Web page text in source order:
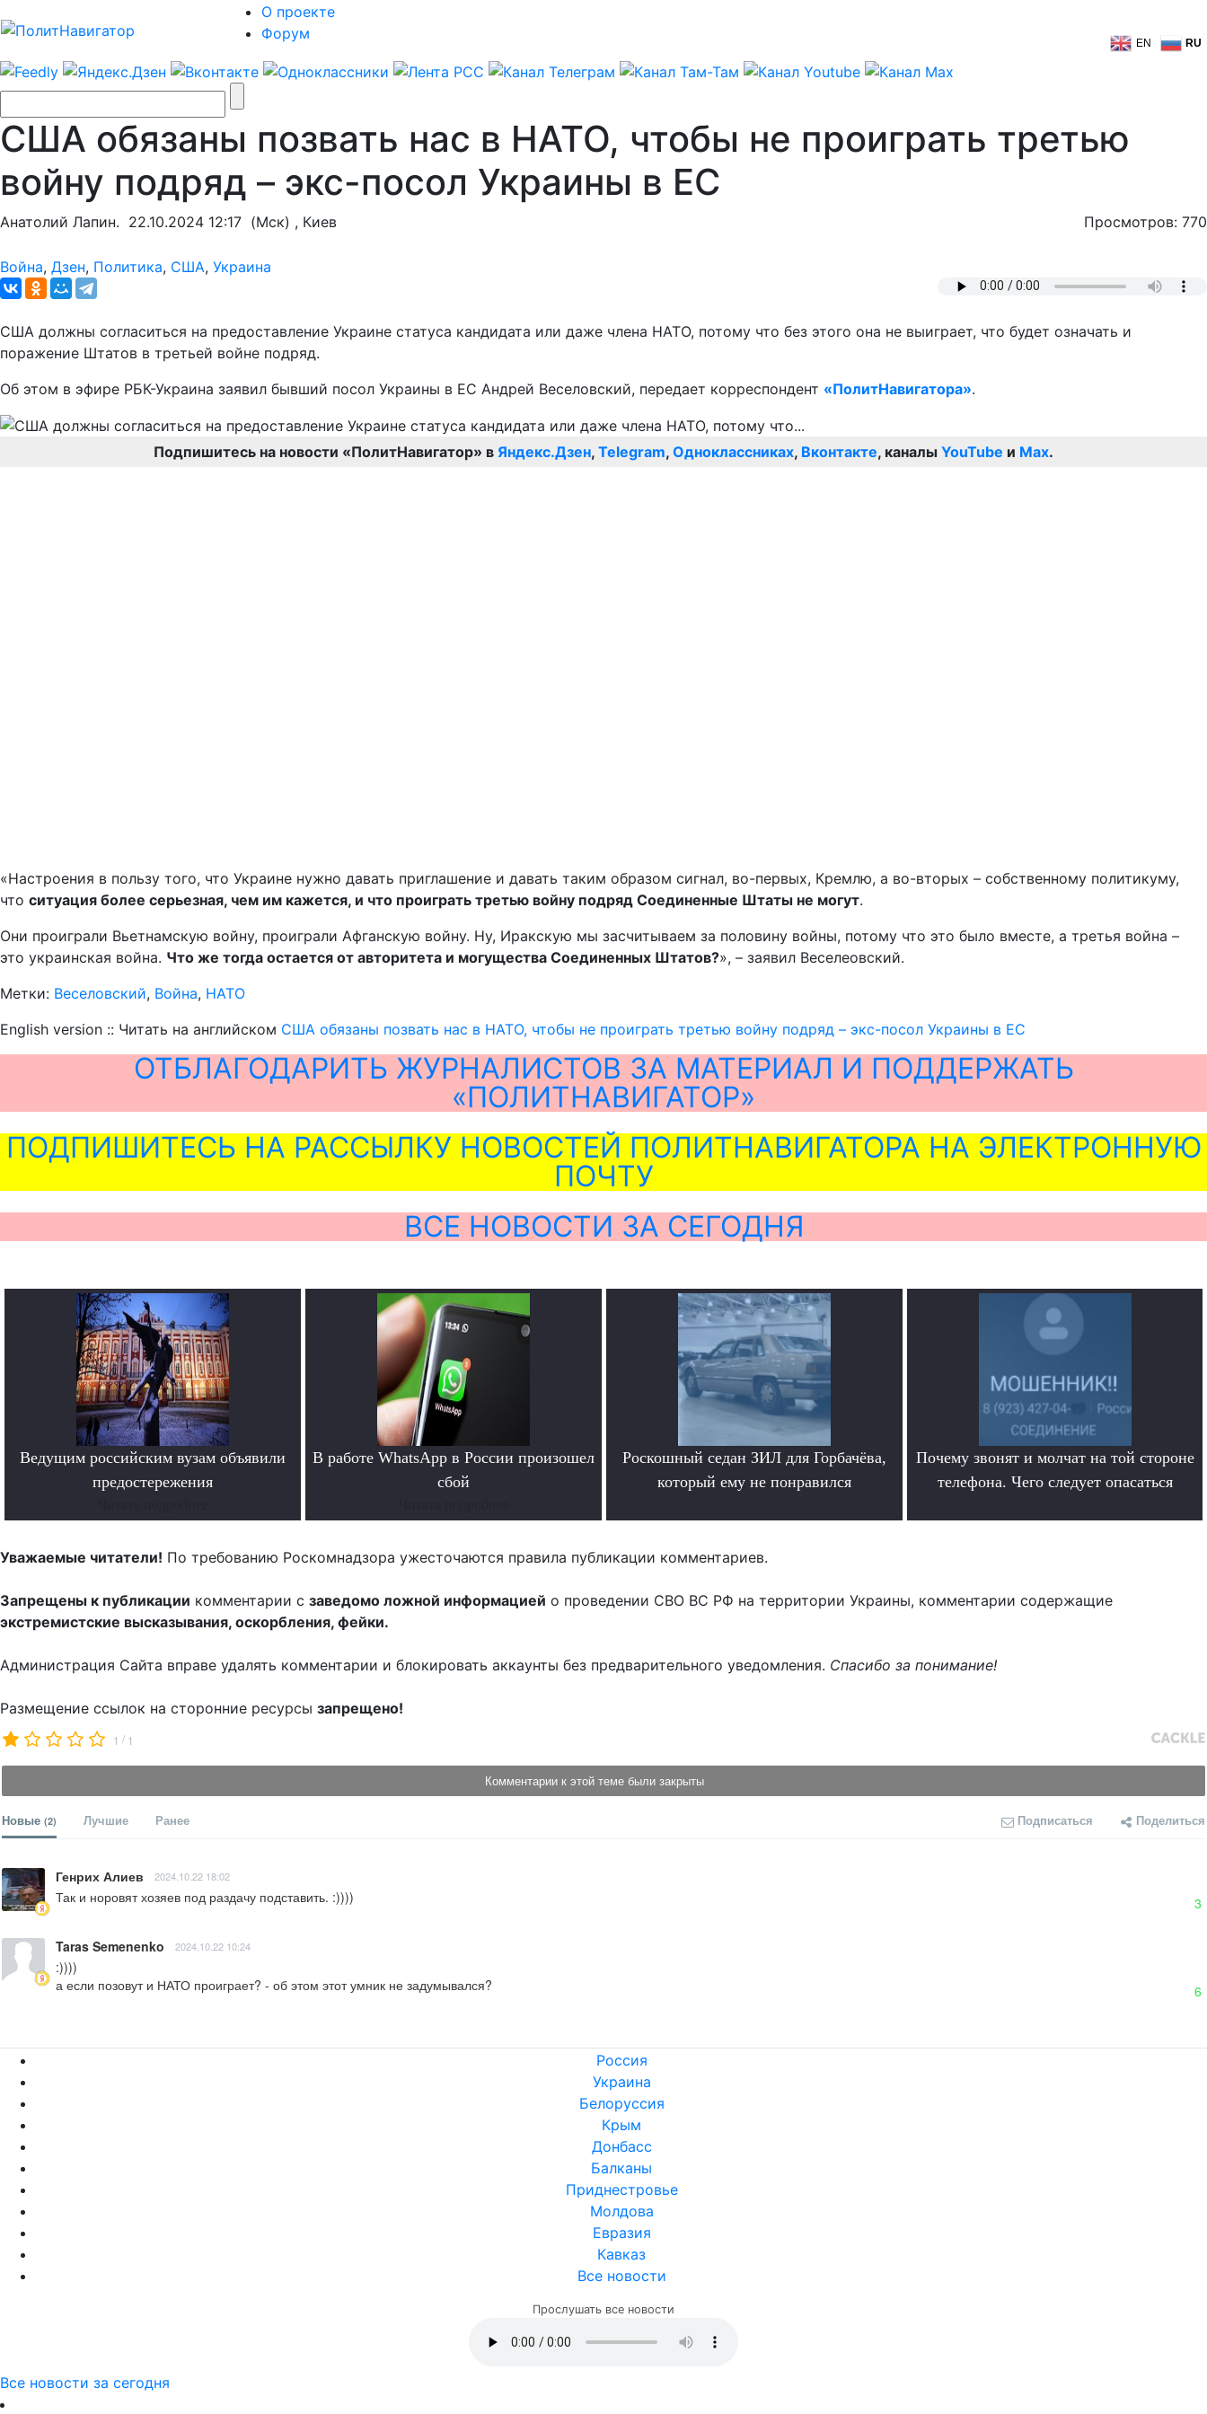
О проекте
Форум
EN RU
США обязаны позвать нас в НАТО, чтобы не проиграть третью
войну подряд – экс-посол Украины в ЕС
Анатолий Лапин. 22.10.2024 12:17 (Мск) , Киев Просмотров: 770
Война, Дзен, Политика, США, Украина
США должны согласиться на предоставление Украине статуса кандидата или даже члена НАТО, потому что без этого она не выиграет, что будет означать и
поражение Штатов в третьей войне подряд.
Об этом в эфире РБК-Украина заявил бывший посол Украины в ЕС Андрей Веселовский, передает корреспондент «ПолитНавигатора».
Подпишитесь на новости «ПолитНавигатор» в Яндекс.Дзен, Telegram, Одноклассниках, Вконтакте, каналы YouTube и Max.
«Настроения в пользу того, что Украине нужно давать приглашение и давать таким образом сигнал, во-первых, Кремлю, а во-вторых – собственному политикуму,
что ситуация более серьезная, чем им кажется, и что проиграть третью войну подряд Соединенные Штаты не могут.
Они проиграли Вьетнамскую войну, проиграли Афганскую войну. Ну, Иракскую мы засчитываем за половину войны, потому что это было вместе, а третья война –
это украинская война. Что же тогда остается от авторитета и могущества Соединенных Штатов?», – заявил Веселеовский.
Метки: Веселовский, Война, НАТО
English version :: Читать на английском США обязаны позвать нас в НАТО, чтобы не проиграть третью войну подряд – экс-посол Украины в ЕС
ОТБЛАГОДАРИТЬ ЖУРНАЛИСТОВ ЗА МАТЕРИАЛ И ПОДДЕРЖАТЬ
«ПОЛИТНАВИГАТОР»
ПОДПИШИТЕСЬ НА РАССЫЛКУ НОВОСТЕЙ ПОЛИТНАВИГАТОРА НА ЭЛЕКТРОННУЮ
ПОЧТУ
ВСЕ НОВОСТИ ЗА СЕГОДНЯ
Ведущим российским вузам объявили
предостережения
В работе WhatsApp в России произошел
сбой
Роскошный седан ЗИЛ для Горбачёва,
который ему не понравился
Почему звонят и молчат на той стороне
телефона. Чего следует опасаться
Уважаемые читатели! По требованию Роскомнадзора ужесточаются правила публикации комментариев.
Запрещены к публикации комментарии с заведомо ложной информацией о проведении СВО ВС РФ на территории Украины, комментарии содержащие
экстремистские высказывания, оскорбления, фейки.
Администрация Сайта вправе удалять комментарии и блокировать аккаунты без предварительного уведомления. Спасибо за понимание!
Размещение ссылок на сторонние ресурсы запрещено!
1 / 1
Комментарии к этой теме были закрыты
Новые (2) Лучшие Ранее Подписаться Поделиться
Генрих Алиев 2024.10.22 18:02
Так и норовят хозяев под раздачу подставить. :)))) 3
Taras Semenenko 2024.10.22 10:24
:))))
а если позовут и НАТО проиграет? - об этом этот умник не задумывался?
6
Россия
Украина
Белоруссия
Крым
Донбасс
Балканы
Приднестровье
Молдова
Евразия
Кавказ
Все новости
Прослушать все новости
Все новости за сегодня